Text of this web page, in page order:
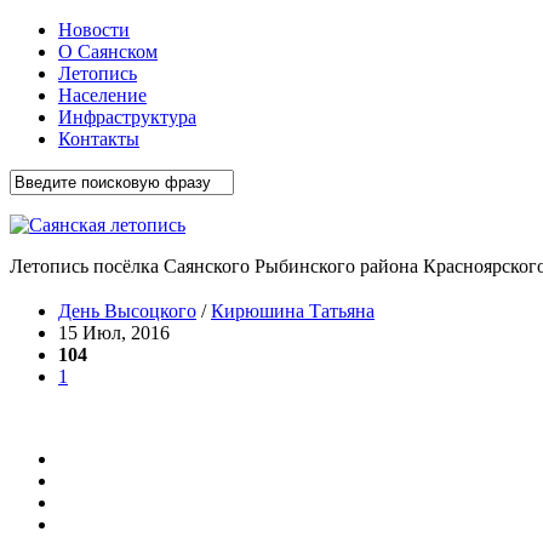
Новости
О Саянском
Летопись
Население
Инфраструктура
Контакты
Летопись посёлка Саянского Рыбинского района
День Высоцкого /Кирюшина Татьяна
15 Июл, 2016
104
1